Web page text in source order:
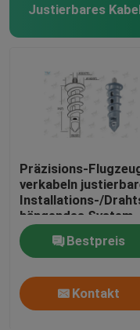
Justierbares
Präzisions-
verkabeln
Installations-/
hängendes System
Bestpreis
Kontakt